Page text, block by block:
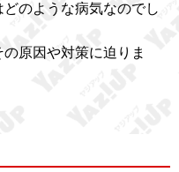
のような病気なのでし
原因や対策に迫りま